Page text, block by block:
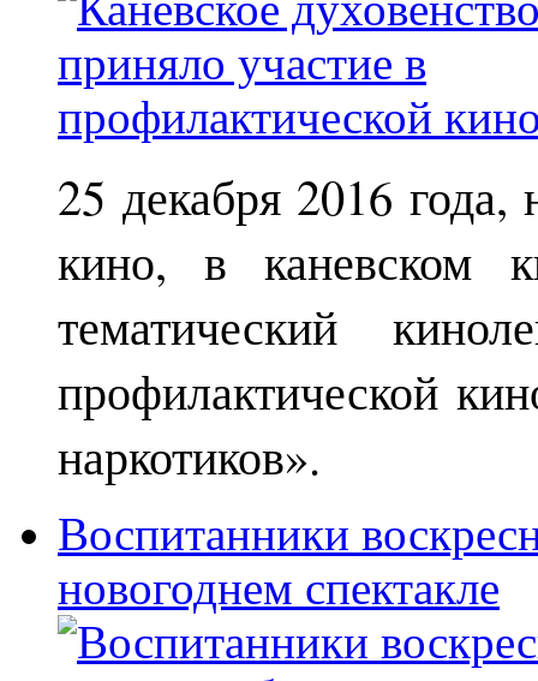
25 декабря 2016
кино, в каневском
тематический
профилактической
наркотиков».
Воспитанники
новогоднем спектакле